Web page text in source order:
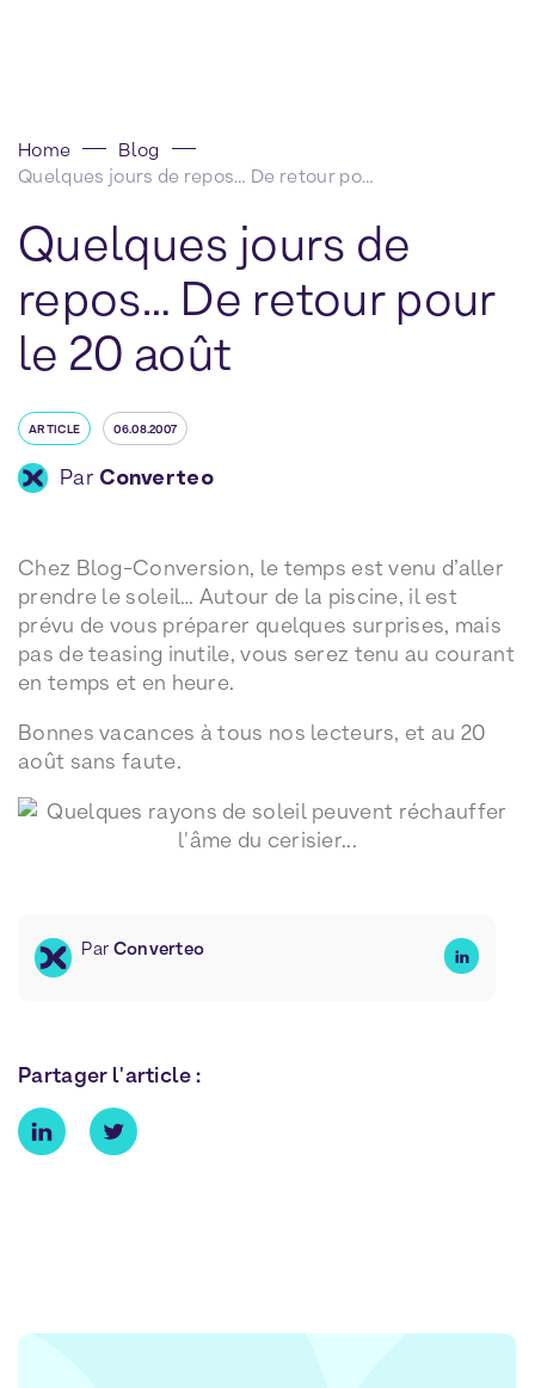
Home
Blog
Quelques jours de repos… De retour pour le 20 août
Quelques jours de
repos… De retour pour
le 20 août
ARTICLE 06.08.2007
Par Converteo
Chez Blog-Conversion, le temps est venu d’aller
prendre le soleil… Autour de la piscine, il est
prévu de vous préparer quelques surprises, mais
pas de teasing inutile, vous serez tenu au courant
en temps et en heure.
Bonnes vacances à tous nos lecteurs, et au 20
août sans faute.
Par Converteo
Partager l'article :